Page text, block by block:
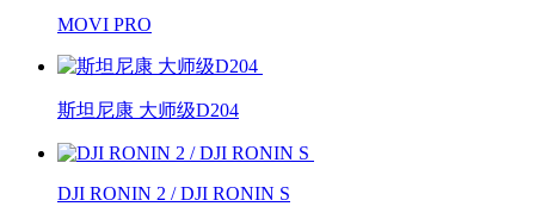
MOVI PRO
斯坦尼康 大师级D204
DJI RONIN 2 / DJI RONIN S